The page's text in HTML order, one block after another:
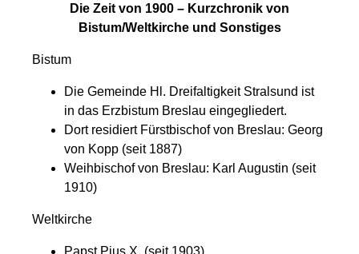
Die Zeit von 1900 – Kurzchronik von
Bistum/Weltkirche und Sonstiges
Bistum
Die Gemeinde Hl. Dreifaltigkeit Stralsund ist
in das Erzbistum Breslau eingegliedert.
Dort residiert Fürstbischof von Breslau: Georg
von Kopp (seit 1887)
Weihbischof von Breslau: Karl Augustin (seit
1910)
Weltkirche
Papst Pius X. (seit 1903)